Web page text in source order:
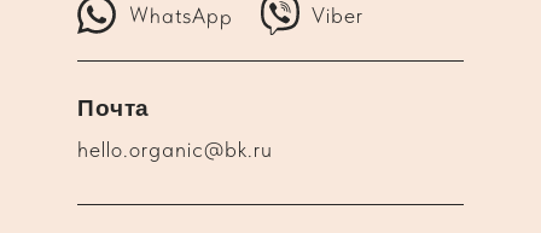
WhatsApp Viber
hello.organic@bk.ru
Почта